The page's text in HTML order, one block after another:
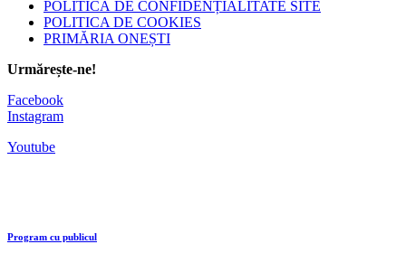
POLITICĂ DE CONFIDENȚIALITATE SITE
POLITICA DE COOKIES
PRIMĂRIA ONEȘTI
Urmărește-ne!
Facebook
Instagram
Youtube
Program cu publicul